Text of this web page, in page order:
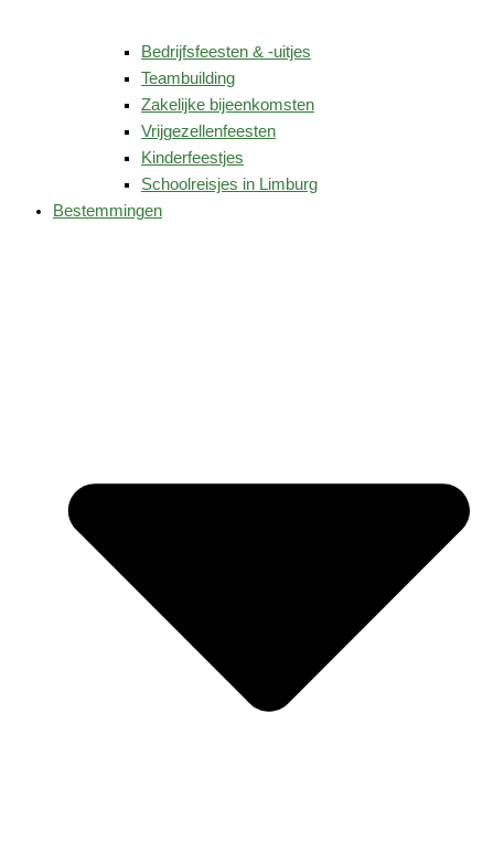
Bedrijfsfeesten & -uitjes
Teambuilding
Zakelijke bijeenkomsten
Vrijgezellenfeesten
Kinderfeestjes
Schoolreisjes in Limburg
Bestemmingen